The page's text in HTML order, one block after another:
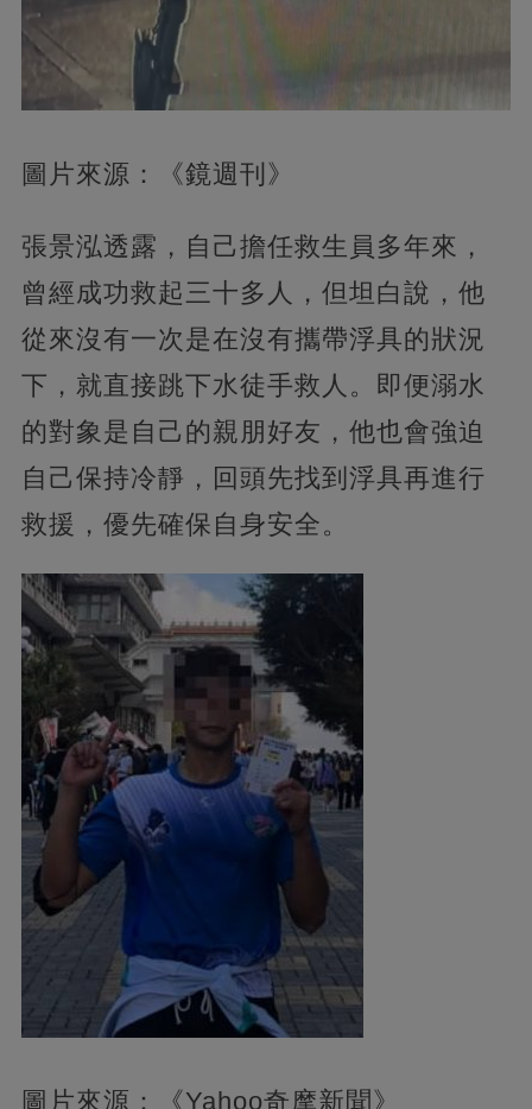
圖片來源：《鏡週刊》
張景泓透露，自己擔任救生員多年來，
曾經成功救起三十多人，但坦白說，他
從來沒有一次是在沒有攜帶浮具的狀況
下，就直接跳下水徒手救人。即便溺水
的對象是自己的親朋好友，他也會強迫
自己保持冷靜，回頭先找到浮具再進行
救援，優先確保自身安全。
圖片來源：《Yahoo奇摩新聞》